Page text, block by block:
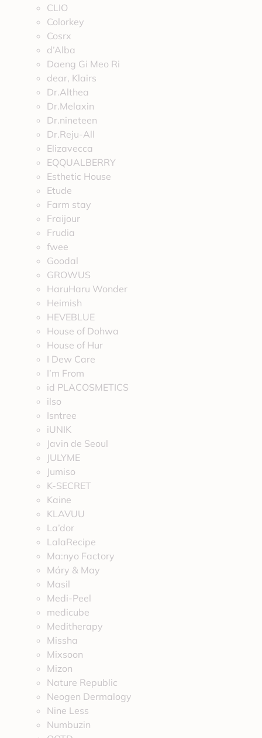
CLIO
Colorkey
Cosrx
d’Alba
Daeng Gi Meo Ri
dear, Klairs
Dr.Althea
Dr.Melaxin
Dr.nineteen
Dr.Reju-All
Elizavecca
EQQUALBERRY
Esthetic House
Etude
Farm stay
Fraijour
Frudia
fwee
Goodal
GROWUS
HaruHaru Wonder
Heimish
HEVEBLUE
House of Dohwa
House of Hur
I Dew Care
I’m From
id PLACOSMETICS
ilso
Isntree
iUNIK
Javin de Seoul
JULYME
Jumiso
K-SECRET
Kaine
KLAVUU
La’dor
LalaRecipe
Ma:nyo Factory
Máry & May
Masil
Medi-Peel
medicube
Meditherapy
Missha
Mixsoon
Mizon
Nature Republic
Neogen Dermalogy
Nine Less
Numbuzin